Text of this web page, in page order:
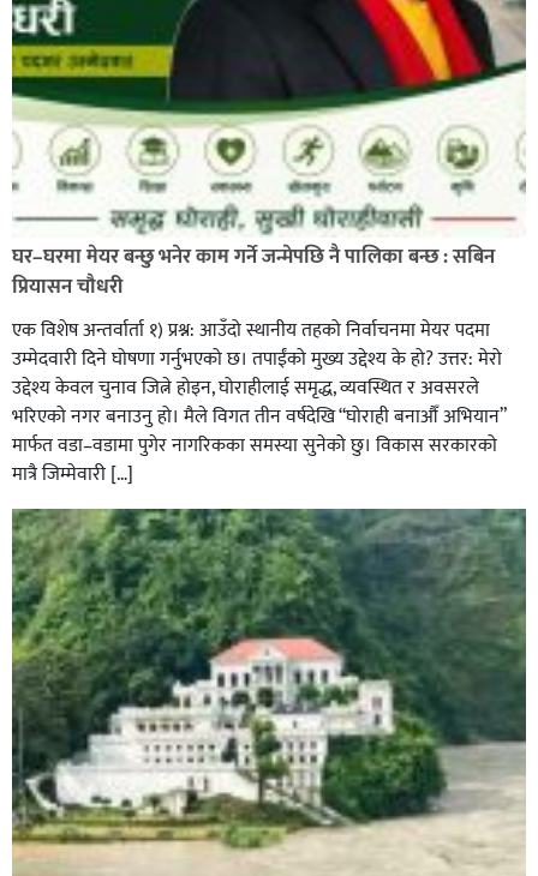
पत्रकारको प्रेसकार्ड बोकेर हिड्ने लागुऔषध कारोबारमा संलग्न
रहेको आरोपमा ३ जना पक्राउ,
भिक्षा मागेर कारमा घुम्ने बाबाहरूलाई दाङ प्रहरीले पक्राउ,भारत
फर्कने सर्तमा रिहा,
घर–घरमा मेयर बन्छु भनेर काम गर्ने जन्मेपछि नै पालिका बन्छ : सबिन
प्रियासन चौधरी
एक विशेष अन्तर्वार्ता १) प्रश्न: आउँदो स्थानीय तहको निर्वाचनमा मेयर पदमा
उम्मेदवारी दिने घोषणा गर्नुभएको छ। तपाईंको मुख्य उद्देश्य के हो? उत्तर: मेरो
उद्देश्य केवल चुनाव जित्ने होइन, घोराहीलाई समृद्ध, व्यवस्थित र अवसरले
भरिएको नगर बनाउनु हो। मैले विगत तीन वर्षदेखि “घोराही बनाऔँ अभियान”
मार्फत वडा–वडामा पुगेर नागरिकका समस्या सुनेको छु। विकास सरकारको
मात्रै जिम्मेवारी […]